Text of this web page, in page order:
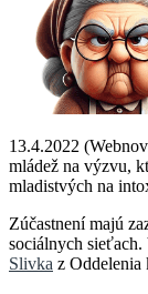
13.4.2022
mládež na výzvu,
mladistvých na
Zúčastnení majú
sociálnych
Slivka z Oddelenia